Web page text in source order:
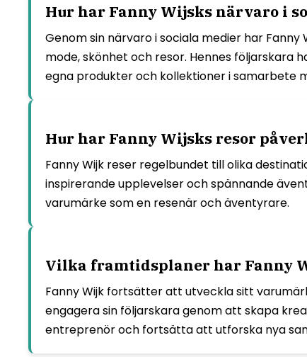
Hur har Fanny Wijsks närvaro i
Genom sin närvaro i sociala medier har
mode, skönhet och resor. Hennes följarskara
egna produkter och kollektioner i samarbete
Hur har Fanny Wijsks resor
Fanny Wijk reser regelbundet till olika
inspirerande upplevelser och spännande
varumärke som en resenär och äventyrare.
Vilka framtidsplaner har Fanny
Fanny Wijk fortsätter att utveckla sitt
engagera sin följarskara genom att skapa
entreprenör och fortsätta att utforska nya